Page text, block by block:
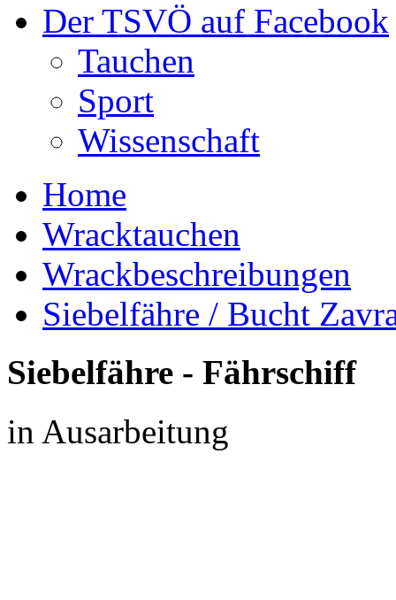
Der TSVÖ auf Facebook
Tauchen
Sport
Wissenschaft
Home
Wracktauchen
Wrackbeschreibungen
Siebelfähre / Bucht
Siebelfähre - Fährschiff
in Ausarbeitung